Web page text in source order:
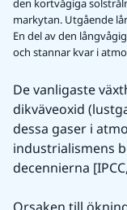
den kortvågiga
markytan. Utgående
En del av den
och stannar kvar i
De vanligaste
dikväveoxid
dessa gaser i
industrialismens
decennierna